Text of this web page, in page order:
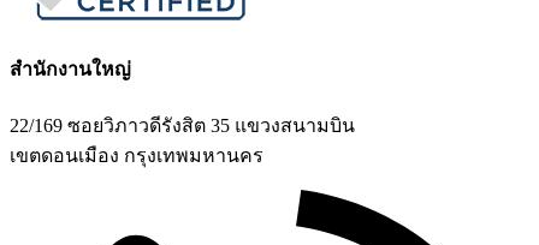
สำนักงานใหญ่
22/169 ซอยวิภาวดีรังสิต 35 แขวงสนามบิน
เขตดอนเมือง กรุงเทพมหานคร